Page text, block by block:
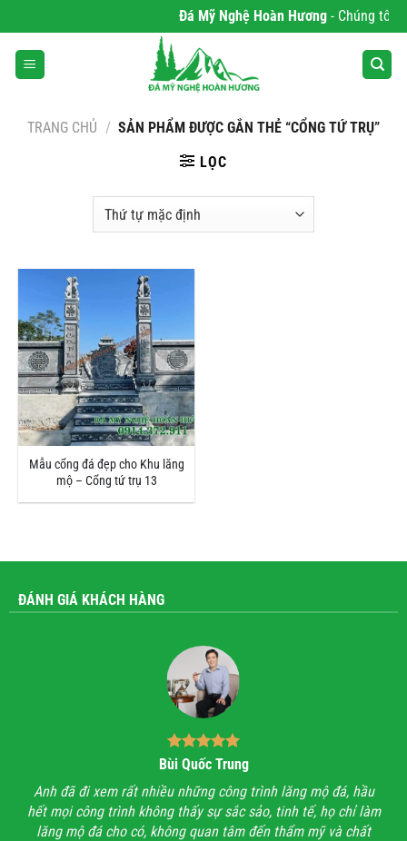
qua
nội
dung
Đá Mỹ Nghệ Hoàn Hương- Chúng tôi
TRANG CHỦ / SẢN PHẨM ĐƯỢC GẮN THẺ “CỔNG TỨ TRỤ”
LỌC
Mẫu cổng đá đẹp cho Khu lăng
mộ – Cổng tứ trụ 13
ĐÁNH GIÁ KHÁCH HÀNG
Bùi Quốc Trung
Anh đã đi xem rất nhiều những công trình lăng mộ đá, hầu
hết mọi công trình không thấy sự sắc sảo, tinh tế, họ chỉ làm
lăng mộ đá cho có, không quan tâm đến thẩm mỹ và chất